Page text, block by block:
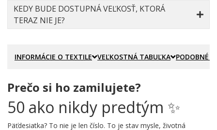
KEDY BUDE DOSTUPNÁ VEĽKOSŤ, KTORÁ
TERAZ NIE JE?
INFORMÁCIE O TEXTILE VEĽKOSTNÁ TABUĽKA PODOBNÉ
Prečo si ho zamilujete?
50 ako nikdy predtým ✨
Päťdesiatka? To nie je len číslo. To je stav mysle, životná